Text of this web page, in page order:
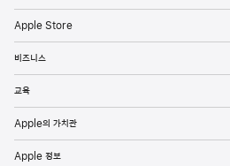
Apple Store
비즈니스
교육
Apple의 가치관
Apple 정보